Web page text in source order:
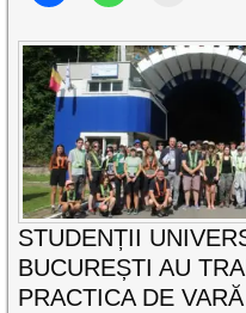
STUDENȚII
BUCUREȘTI AU
PRACTICA DE